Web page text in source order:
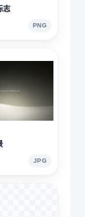
志
PNG
JPG